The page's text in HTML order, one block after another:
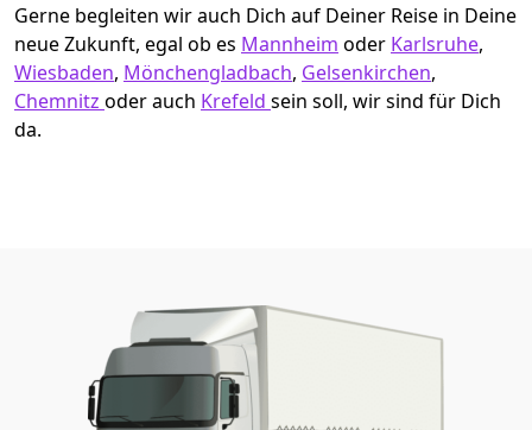
Gerne begleiten wir auch Dich auf Deiner Reise in Deine
neue Zukunft, egal ob es Mannheim oder Karlsruhe,
Wiesbaden, Mönchen­gladbach, Gelsenkirchen,
Chemnitz oder auch Krefeld sein soll, wir sind für Dich
da.